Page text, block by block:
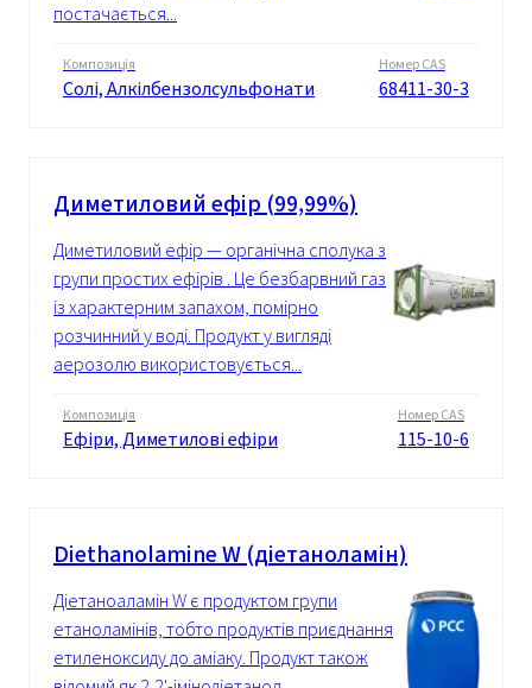
постачається...
Композиція
Солі, Алкілбензолсульфонати
Номер CAS
68411-30-3
Диметиловий ефір (99,99%)
Диметиловий ефір — органічна сполука з
групи простих ефірів . Це безбарвний газ
із характерним запахом, помірно
розчинний у воді. Продукт у вигляді
аерозолю використовується...
Композиція
Ефіри, Диметилові ефіри
Номер CAS
115-10-6
Diethanolamine W (діетаноламін)
Діетаноаламін W є продуктом групи
етаноламінів, тобто продуктів приєднання
етиленоксиду до аміаку. Продукт також